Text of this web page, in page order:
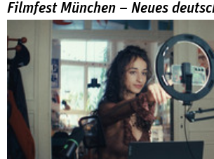
Filmfest München – Neues